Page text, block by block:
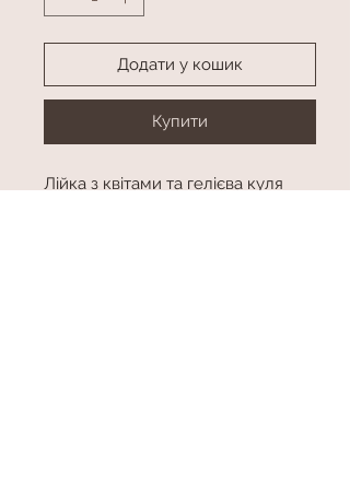
Додати у кошик
Купити
Лійка з квітами та гелієва куля